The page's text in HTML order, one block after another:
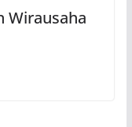
Wirausaha